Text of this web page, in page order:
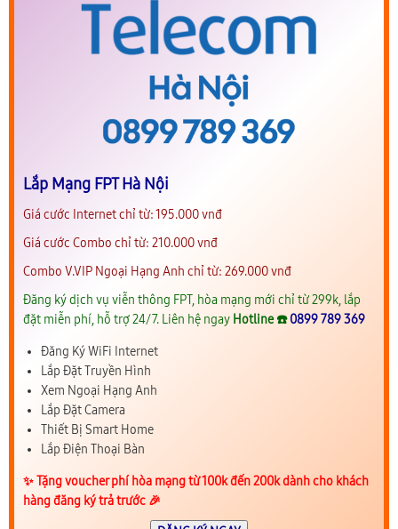
Lắp Mạng FPT Hà Nội
Giá cước Internet chỉ từ: 195.000 vnđ
Giá cước Combo chỉ từ: 210.000 vnđ
Combo V.VIP Ngoại Hạng Anh chỉ từ: 269.000 vnđ
Đăng ký dịch vụ viễn thông FPT, hòa mạng mới chỉ từ 299k, lắp
đặt miễn phí, hỗ trợ 24/7. Liên hệ ngay Hotline ☎️0899 789 369
Đăng Ký WiFi Internet
Lắp Đặt Truyền Hình
Xem Ngoại Hạng Anh
Lắp Đặt Camera
Thiết Bị Smart Home
Lắp Điện Thoại Bàn
✨️ Tặng voucher phí hòa mạng từ 100k đến 200k dành cho khách
hàng đăng ký trả trước 🎉